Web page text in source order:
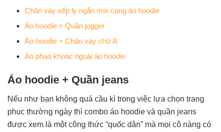
Chân váy xếp ly ngắn mix cùng áo hoodie
Áo hoodie + Quần jogger
Áo hoodie + Chân váy chữ A
Áo phao khoác ngoài áo hoodie
Áo hoodie + Quần jeans
Nếu như bạn không quá cầu kì trong việc lựa chọn trang
phục thường ngày thì combo áo hoodie và quần jeans
được xem là một công thức “quốc dân” mà mọi cô nàng có